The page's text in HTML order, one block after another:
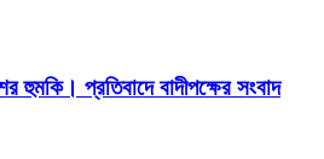
হুমকি। প্রতিবাদে বাদীপক্ষের সংবাদ